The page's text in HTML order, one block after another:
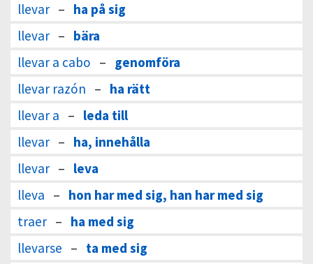
llevar – ha på sig
llevar – bära
llevar a cabo – genomföra
llevar razón – ha rätt
llevar a – leda till
llevar – ha, innehålla
llevar – leva
lleva – hon har med sig, han har med sig
traer – ha med sig
llevarse – ta med sig